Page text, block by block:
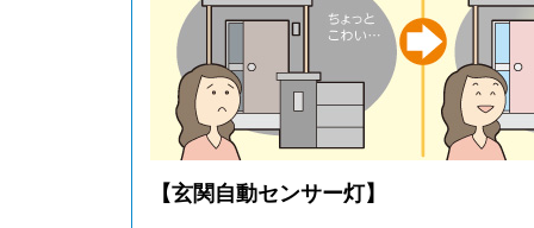
【玄関自動センサー灯】